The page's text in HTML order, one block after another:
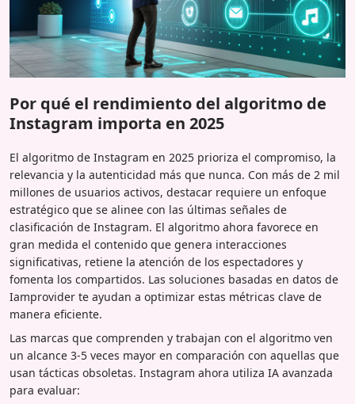
Por qué el rendimiento del algoritmo de
Instagram importa en 2025
El algoritmo de Instagram en 2025 prioriza el compromiso, la
relevancia y la autenticidad más que nunca. Con más de 2 mil
millones de usuarios activos, destacar requiere un enfoque
estratégico que se alinee con las últimas señales de
clasificación de Instagram. El algoritmo ahora favorece en
gran medida el contenido que genera interacciones
significativas, retiene la atención de los espectadores y
fomenta los compartidos. Las soluciones basadas en datos de
Iamprovider te ayudan a optimizar estas métricas clave de
manera eficiente.
Las marcas que comprenden y trabajan con el algoritmo ven
un alcance 3-5 veces mayor en comparación con aquellas que
usan tácticas obsoletas. Instagram ahora utiliza IA avanzada
para evaluar: